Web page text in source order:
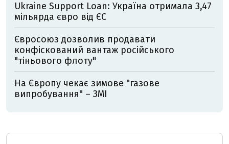
Ukraine Support Loan: Україна отримала 3,47
мільярда євро від ЄС
Євросоюз дозволив продавати
конфіскований вантаж російського
"тіньового флоту"
На Європу чекає зимове "газове
випробування" – ЗМІ